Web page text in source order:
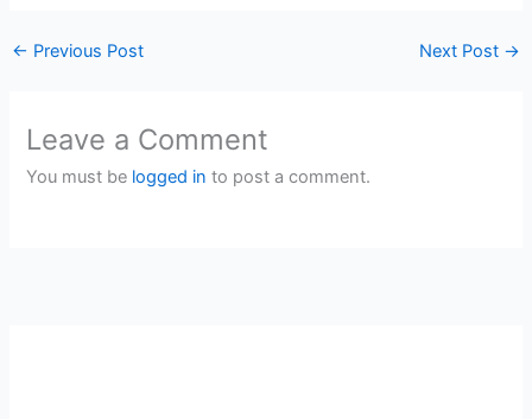
← Previous Post Next Post →
Leave a Comment
You must be logged in to post a comment.